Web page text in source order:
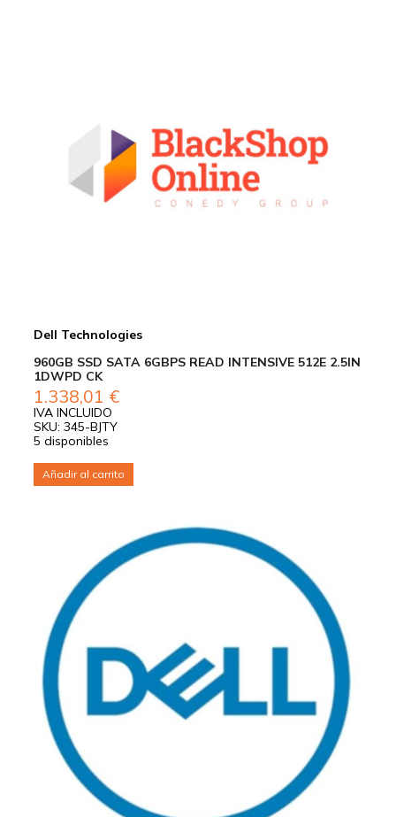
Dell Technologies
960GB SSD SATA 6GBPS READ INTENSIVE 512E 2.5IN
1DWPD CK
1.338,01 €
IVA INCLUIDO
SKU: 345-BJTY
5 disponibles
Añadir al carrito